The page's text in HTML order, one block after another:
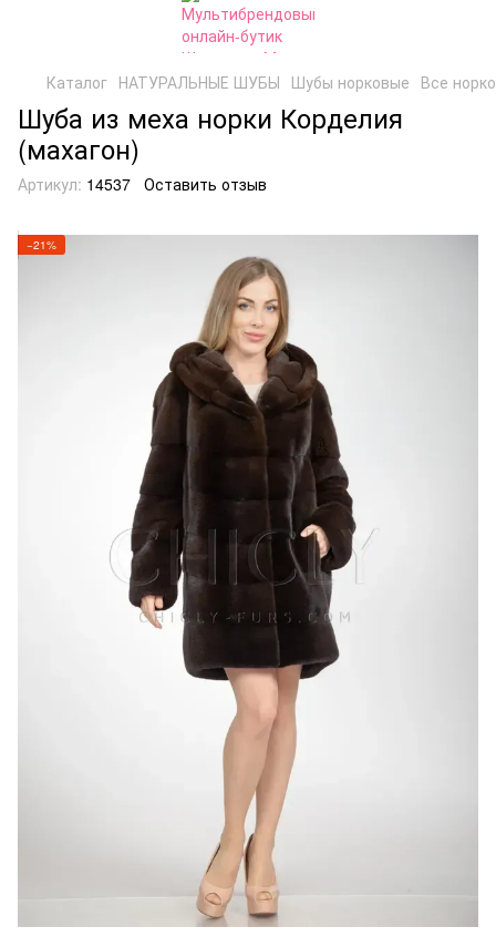
Каталог НАТУРАЛЬНЫЕ ШУБЫ Шубы норковые Все
Шуба из меха норки Корделия
(махагон)
Артикул: 14537 Оставить отзыв
−21%